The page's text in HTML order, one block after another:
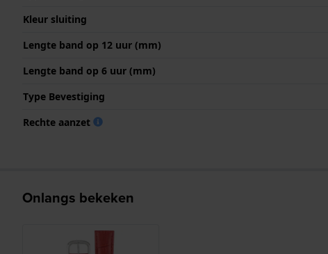
Kleur sluiting
Lengte band op 12 uur (mm)
Lengte band op 6 uur (mm)
Type Bevestiging
Rechte aanzet
Onlangs bekeken